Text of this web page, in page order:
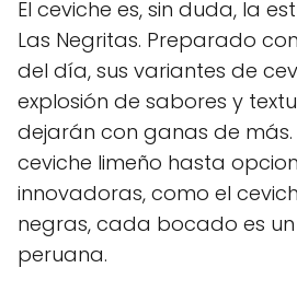
El ceviche es, sin duda, la
Las Negritas. Preparado
del día, sus variantes de
explosión de sabores y
dejarán con ganas de más.
ceviche limeño hasta
innovadoras, como el
negras, cada bocado es
peruana.